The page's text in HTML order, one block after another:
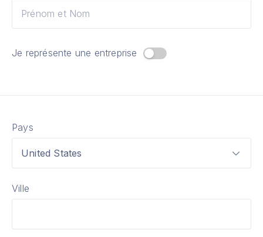
Je représente une entreprise
Pays
United States
Ville